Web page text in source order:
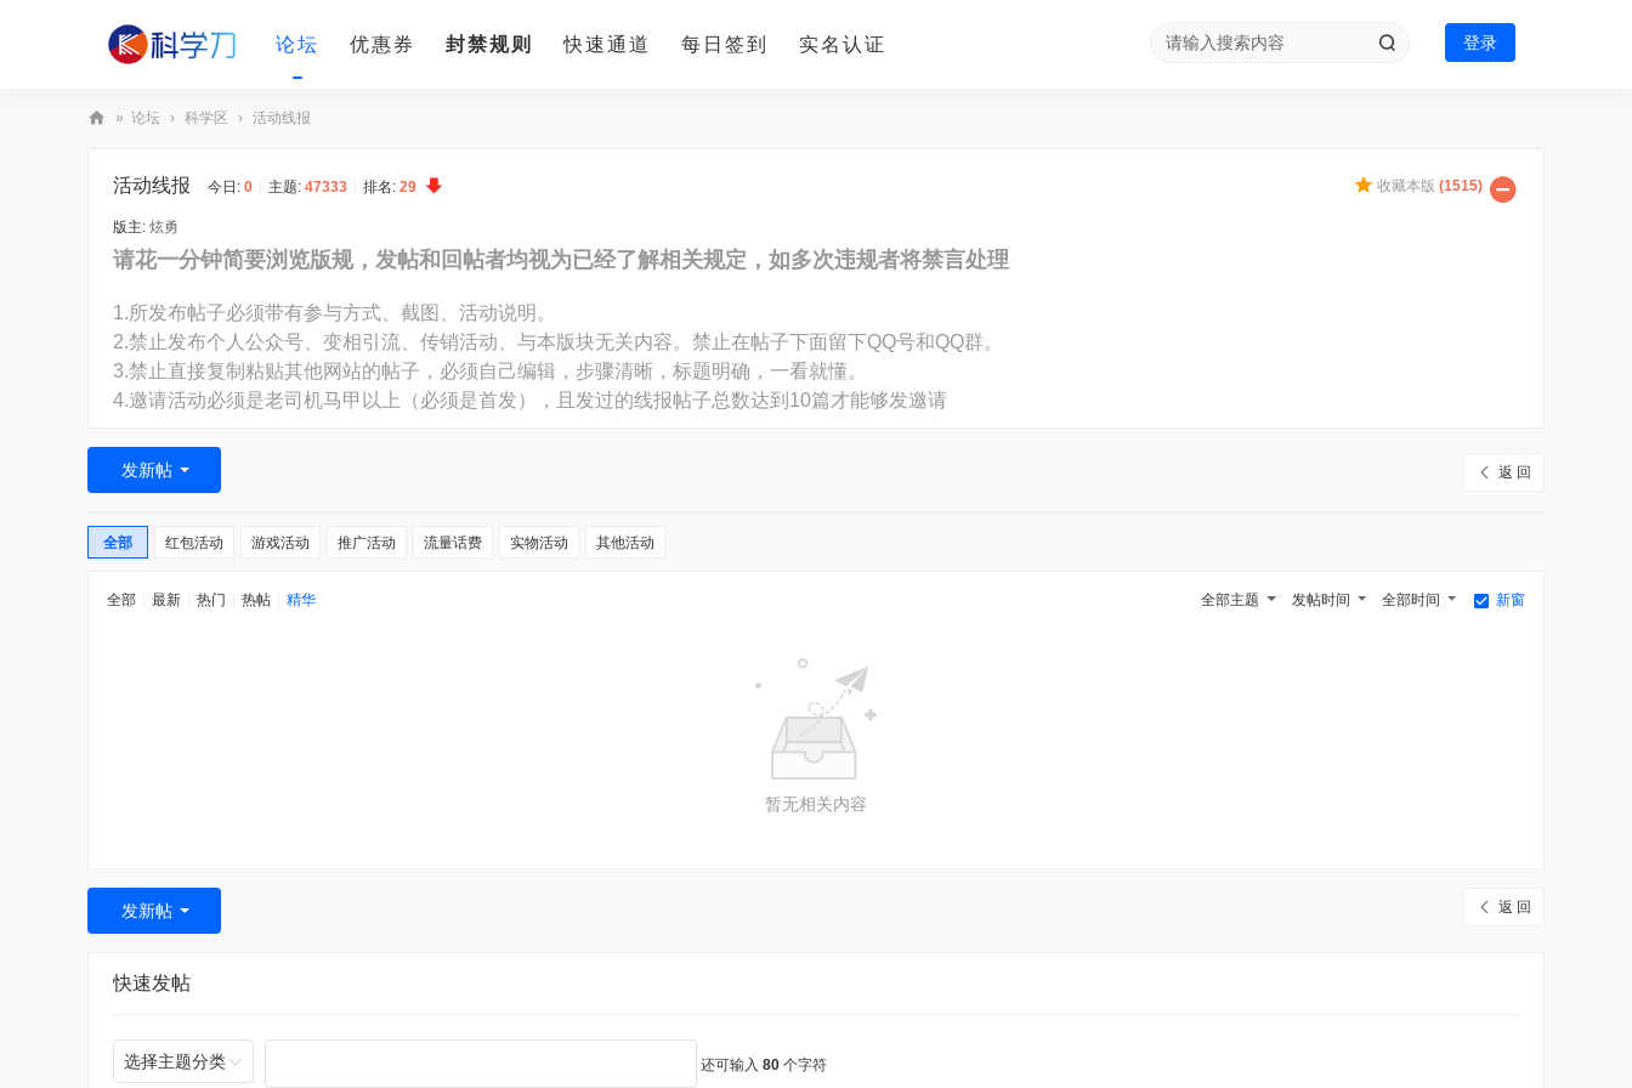
论坛 优惠券 封禁规则 快速通道 每日签到 实名认证 登录
» 论坛 › 科学区 › 活动线报
收藏本版 (1515)
活动线报 今日: 0 主题: 47333 排名: 29
版主: 炫勇
请花一分钟简要浏览版规，发帖和回帖者均视为已经了解相关规定，如多次违规者将禁言处理
1.所发布帖子必须带有参与方式、截图、活动说明。
2.禁止发布个人公众号、变相引流、传销活动、与本版块无关内容。禁止在帖子下面留下QQ号和QQ群。
3.禁止直接复制粘贴其他网站的帖子，必须自己编辑，步骤清晰，标题明确，一看就懂。
4.邀请活动必须是老司机马甲以上（必须是首发），且发过的线报帖子总数达到10篇才能够发邀请
返 回
发新帖
全部 红包活动 游戏活动 推广活动 流量话费 实物活动 其他活动
新窗
全部时间
发帖时间
全部主题
全部 最新 热门 热帖 精华
暂无相关内容
返 回
发新帖
快速发帖
选择主题分类 还可输入 80 个字符